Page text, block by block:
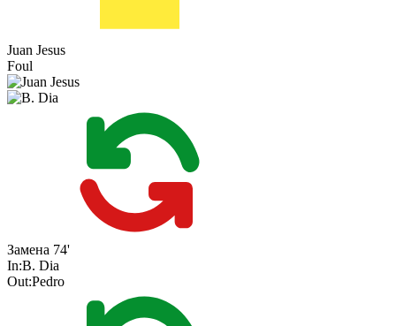
Juan Jesus
Foul
Замена 74'
In:B. Dia
Out:Pedro